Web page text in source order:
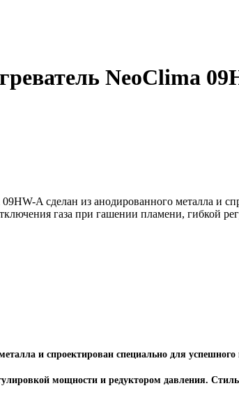
NeoClima
A сделан из анодированного металла и
газа при гашении пламени, гибкой
и спроектирован специально для
мощности и редуктором давления.